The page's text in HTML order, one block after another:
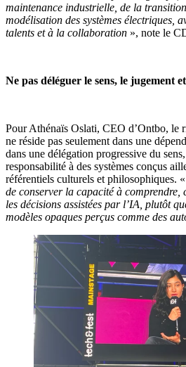
maintenance industrielle, de la
modélisation des systèmes électriques,
talents et à la collaboration », note le
Ne pas déléguer le sens, le jugement
Pour Athénaïs Oslati, CEO d’Ontbo, le
ne réside pas seulement dans une
dans une délégation progressive du
responsabilité à des systèmes conçus
référentiels culturels et philosophiques. «
de conserver la capacité à
les décisions assistées par l’IA, plutôt
modèles opaques perçus comme des